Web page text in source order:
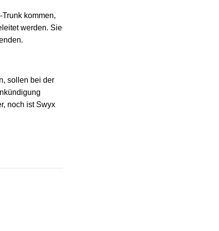
kommen,
werden. Sie
sollen bei der
noch ist Swyx